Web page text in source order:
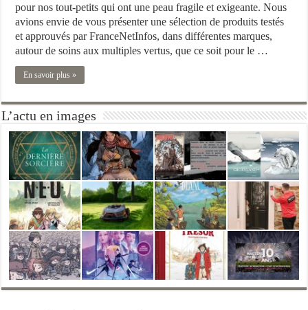
pour nos tout-petits qui ont une peau fragile et exigeante. Nous
avions envie de vous présenter une sélection de produits testés
et approuvés par FranceNetInfos, dans différentes marques,
autour de soins aux multiples vertus, que ce soit pour le …
En savoir plus »
L’actu en images